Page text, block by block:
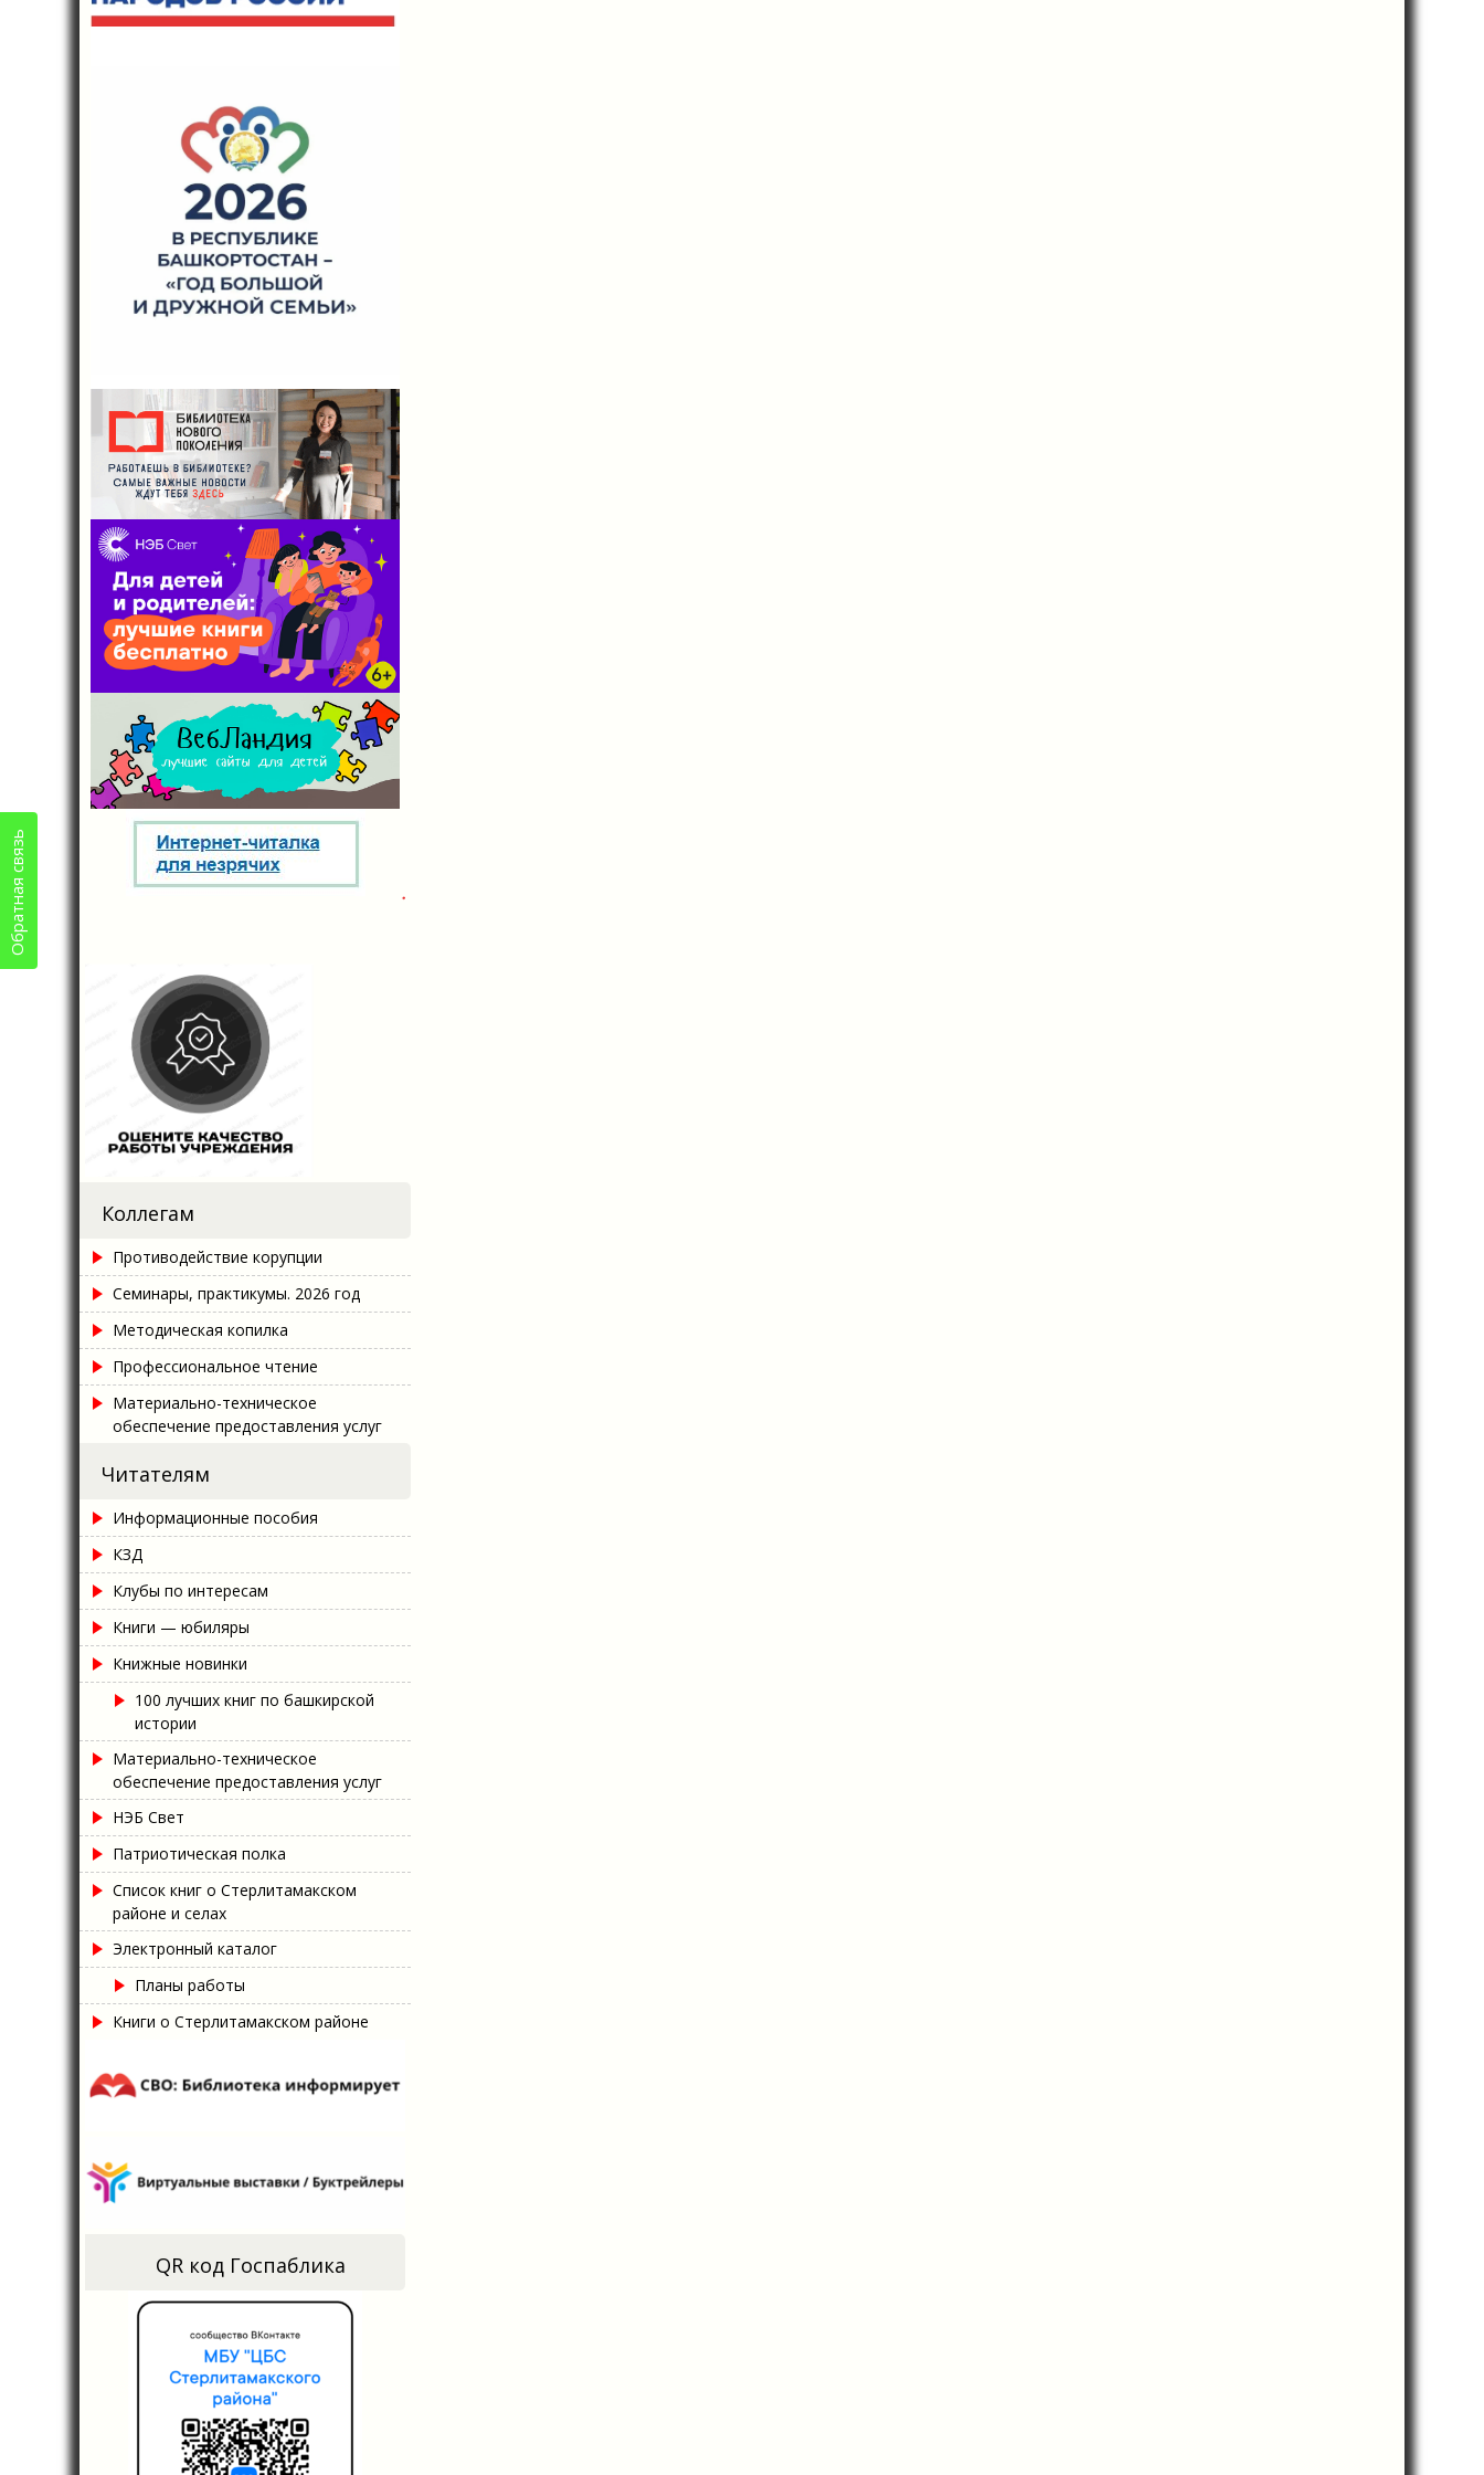
Коллегам
Противодействие корупции
Семинары, практикумы. 2026 год
Методическая копилка
Профессиональное чтение
Материально-техническое
обеспечение предоставления услуг
Читателям
Информационные пособия
КЗД
Клубы по интересам
Книги — юбиляры
Книжные новинки
100 лучших книг по башкирской
истории
Материально-техническое
обеспечение предоставления услуг
НЭБ Свет
Патриотическая полка
Список книг о Стерлитамакском
районе и селах
Электронный каталог
Планы работы
Книги о Стерлитамакском районе
QR код Госпаблика
Обратная связь